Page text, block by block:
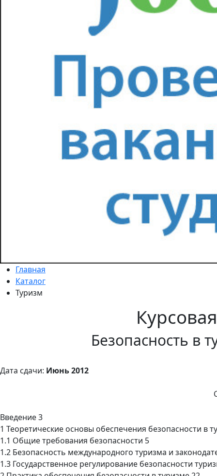
Главная
Каталог
Туризм
Курсовая
Безопасность в
Дата сдачи: Июнь 2012
Введение 3
1 Теоретические основы обеспечения безопасности в
1.1 Общие требования безопасности 5
1.2 Безопасность международного туризма и
1.3 Государственное регулирование безопасности